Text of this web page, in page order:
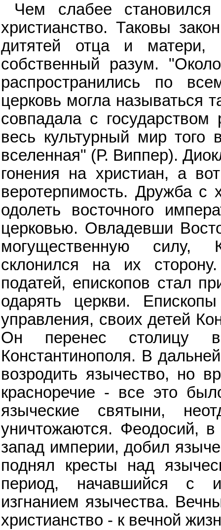
Чем слабее
христианство. Таковы
дитятей отца и
собственный разум.
распространились по
церковь могла называться
совпадала с
весь культурный мир того
вселенная" (Р. Виппер).
гонения на христиан, а
веротерпимость. Дружба с
одолеть восточного
церковью. Овладевши
могущественную силу,
склонился на их
податей, епископов стал
одарять церкви.
управления, своих детей
Он перенес столицу
Константинополя. В
возродить язычество, но
красноречие - все это
языческие святыни,
уничтожаются. Феодосий,
запад империи, добил
поднял кресты над
период, начавшийся с
изгнанием язычества.
христианство - к вечной